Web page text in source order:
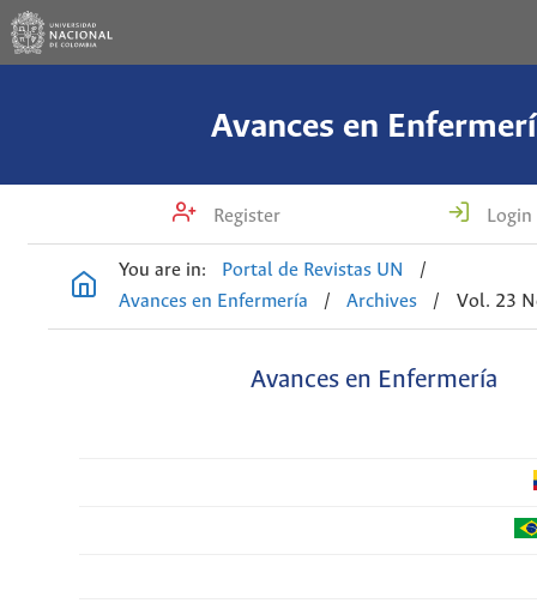
Avances en
Register Login
You are in: Portal de Revistas UN
/
Avances en Enfermería
/ Archives / Vol. 23
Avances en Enfermería